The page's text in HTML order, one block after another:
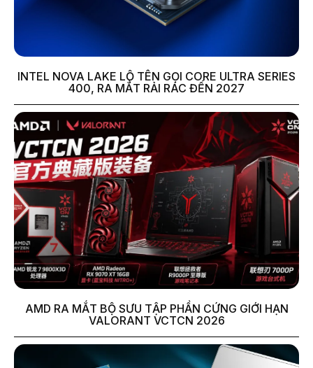
INTEL NOVA LAKE LỘ TÊN GỌI CORE ULTRA SERIES
400, RA MẮT RẢI RÁC ĐẾN 2027
AMD RA MẮT BỘ SƯU TẬP PHẦN CỨNG GIỚI HẠN
VALORANT VCTCN 2026